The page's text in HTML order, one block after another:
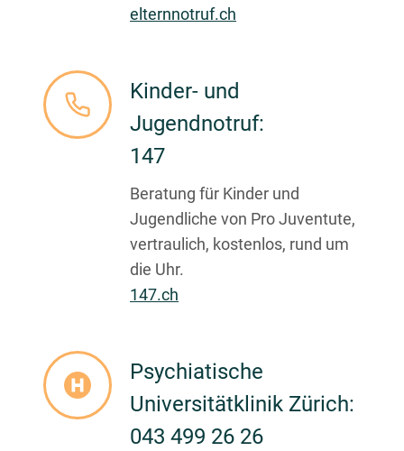
elternnotruf.ch
Kinder- und
Jugendnotruf:
147
Beratung für Kinder und
Jugendliche von Pro Juventute,
vertraulich, kostenlos, rund um
die Uhr.
147.ch
Psychiatische
Universitätklinik Zürich:
043 499 26 26